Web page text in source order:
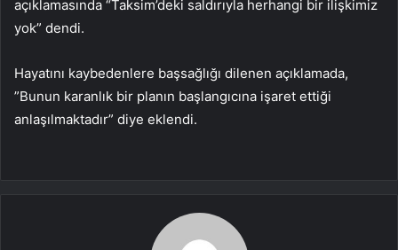
açıklamasında “Taksim’deki saldırıyla herhangi bir ilişkimiz
yok” dendi.
Hayatını kaybedenlere başsağlığı dilenen açıklamada,
”Bunun karanlık bir planın başlangıcına işaret ettiği
anlaşılmaktadır” diye eklendi.